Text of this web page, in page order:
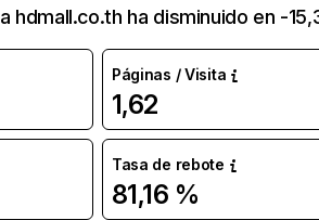
hdmall.co.th ha disminuido en -
Páginas / Visita
1,62
Tasa de rebote
81,16 %